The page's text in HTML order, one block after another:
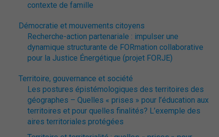
contexte de famille
Démocratie et mouvements citoyens
Recherche-action partenariale : impulser une
dynamique structurante de FORmation collaborative
pour la Justice Énergétique (projet FORJE)
Territoire, gouvernance et société
Les postures épistémologiques des territoires des
géographes – Quelles « prises » pour l’éducation aux
territoires et pour quelles finalités? L’exemple des
aires territoriales protégées